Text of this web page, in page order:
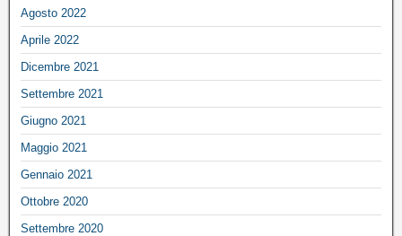
Agosto 2022
Aprile 2022
Dicembre 2021
Settembre 2021
Giugno 2021
Maggio 2021
Gennaio 2021
Ottobre 2020
Settembre 2020